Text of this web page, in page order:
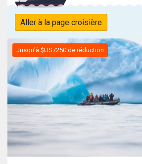
Aller à la page croisière
Jusqu'à $US7250 de réduction